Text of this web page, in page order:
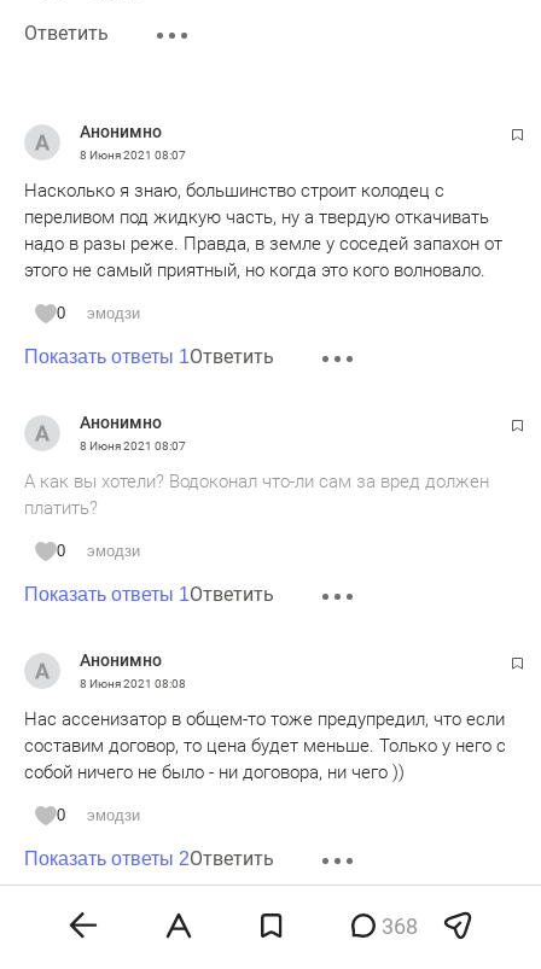
Ответить
Анонимно
8 Июня 2021 08:07
Насколько я знаю, большинство строит колодец с
переливом под жидкую часть, ну а твердую откачивать
надо в разы реже. Правда, в земле у соседей запахон от
этого не самый приятный, но когда это кого волновало.
0 эмодзи
Показать ответы 1Ответить
Анонимно
8 Июня 2021 08:07
А как вы хотели? Водоконал что-ли сам за вред должен
платить?
0 эмодзи
Показать ответы 1Ответить
Анонимно
8 Июня 2021 08:08
Нас ассенизатор в общем-то тоже предупредил, что если
составим договор, то цена будет меньше. Только у него с
собой ничего не было - ни договора, ни чего ))
0 эмодзи
Показать ответы 2Ответить
Анонимно 368